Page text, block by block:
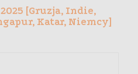
[Gruzja, Indie,
Katar, Niemcy]